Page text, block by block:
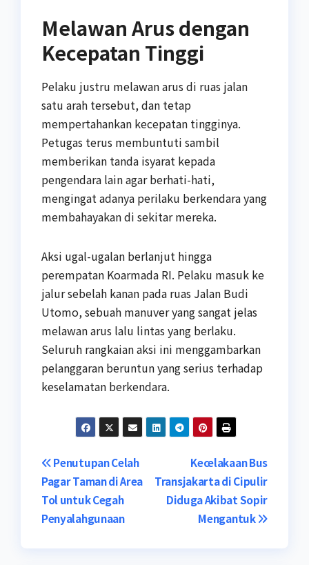
Melawan Arus dengan
Kecepatan Tinggi
Pelaku justru melawan arus di ruas jalan
satu arah tersebut, dan tetap
mempertahankan kecepatan tingginya.
Petugas terus membuntuti sambil
memberikan tanda isyarat kepada
pengendara lain agar berhati-hati,
mengingat adanya perilaku berkendara yang
membahayakan di sekitar mereka.
Aksi ugal-ugalan berlanjut hingga
perempatan Koarmada RI. Pelaku masuk ke
jalur sebelah kanan pada ruas Jalan Budi
Utomo, sebuah manuver yang sangat jelas
melawan arus lalu lintas yang berlaku.
Seluruh rangkaian aksi ini menggambarkan
pelanggaran beruntun yang serius terhadap
keselamatan berkendara.
Post
navigation
Kecelakaan Bus
Transjakarta di Cipulir
Diduga Akibat Sopir
Mengantuk
Penutupan Celah
Pagar Taman di Area
Tol untuk Cegah
Penyalahgunaan